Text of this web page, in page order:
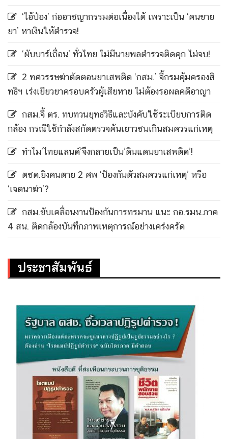
‘ไอ้ป๋อง’ ก่ออาชญากรรมต่อเนื่องได้ เพราะเป็น ‘คนขาย
ยา’ หาเงินให้ตำรวจ!
‘ผับบาร์เถื่อน’ ทั่วไทย ไม่มีนายพลตำรวจติดคุก ไม่จบ!
2 ทศวรรษฆ่าตัดตอนยาเสพติด ‘กสม.’ จี้กรมคุ้มครองสิ
ทธิฯ เร่งเยียวยาครอบครัวผู้เสียหาย ไม่ต้องรอผลคดีอาญา
กสม.จี้ ตร. ทบทวนยุทธวิธีและบังคับใช้ระเบียบการติด
กล้อง กรณีใช้กำลังสกัดตรวจค้นเยาวชนเกินสมควรแก่เหตุ
ทำไม’ไทยแลนด์’จึงกลายเป็น’ดินแดนยาเสพติด’!
ตชด.ยิงคนตาย 2 ศพ ‘ป้องกันตัวสมควรแก่เหตุ’ หรือ
‘เจตนาฆ่า’?
กสม.ขับเคลื่อนงานป้องกันการทรมาน แนะ กอ.รมน.ภาค
4 สน. ติดกล้องบันทึกภาพเหตุการณ์อย่างเคร่งครัด
ประชาสัมพันธ์